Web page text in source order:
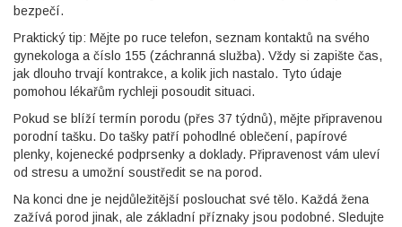
bezpečí.
Praktický tip: Mějte po ruce telefon, seznam kontaktů na svého
gynekologa a číslo 155 (záchranná služba). Vždy si zapište čas,
jak dlouho trvají kontrakce, a kolik jich nastalo. Tyto údaje
pomohou lékařům rychleji posoudit situaci.
Pokud se blíží termín porodu (přes 37 týdnů), mějte připravenou
porodní tašku. Do tašky patří pohodlné oblečení, papírové
plenky, kojenecké podprsenky a doklady. Připravenost vám uleví
od stresu a umožní soustředit se na porod.
Na konci dne je nejdůležitější poslouchat své tělo. Každá žena
zažívá porod jinak, ale základní příznaky jsou podobné. Sledujte